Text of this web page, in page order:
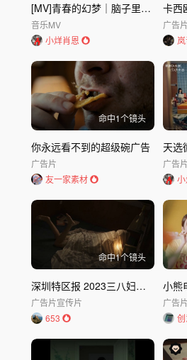
[MV]青春的幻梦｜脑子里全是想法，我睡不着-Vaundy
音乐MV
小烊肖恩
卡西
广告片
命中1个镜头
你永远看不到的超级碗广告
广告片
友一家素材
广告片
命中1个镜头
深圳特区报 2023三八妇女节 用100秒看见100位女性。
广告片宣传片
653
小熊
广告片